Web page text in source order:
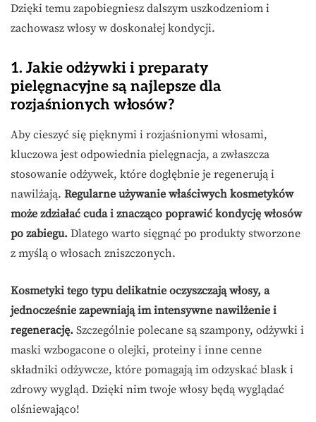
Dzięki temu zapobiegniesz dalszym uszkodzeniom i
zachowasz włosy w doskonałej kondycji.
1. Jakie odżywki i preparaty
pielęgnacyjne są najlepsze dla
rozjaśnionych włosów?
Aby cieszyć się pięknymi i rozjaśnionymi włosami,
kluczowa jest odpowiednia pielęgnacja, a zwłaszcza
stosowanie odżywek, które dogłębnie je regenerują i
nawilżają. Regularne używanie właściwych kosmetyków
może zdziałać cuda i znacząco poprawić kondycję włosów
po zabiegu. Dlatego warto sięgnąć po produkty stworzone
z myślą o włosach zniszczonych.
Kosmetyki tego typu delikatnie oczyszczają włosy, a
jednocześnie zapewniają im intensywne nawilżenie i
regenerację. Szczególnie polecane są szampony, odżywki i
maski wzbogacone o olejki, proteiny i inne cenne
składniki odżywcze, które pomagają im odzyskać blask i
zdrowy wygląd. Dzięki nim twoje włosy będą wyglądać
olśniewająco!